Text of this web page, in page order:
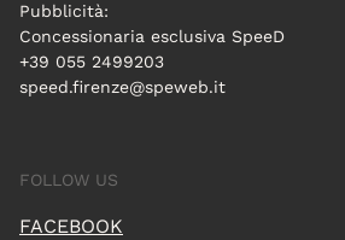
Pubblicità:
Concessionaria esclusiva SpeeD
+39 055 2499203
speed.firenze@speweb.it
FOLLOW US
FACEBOOK